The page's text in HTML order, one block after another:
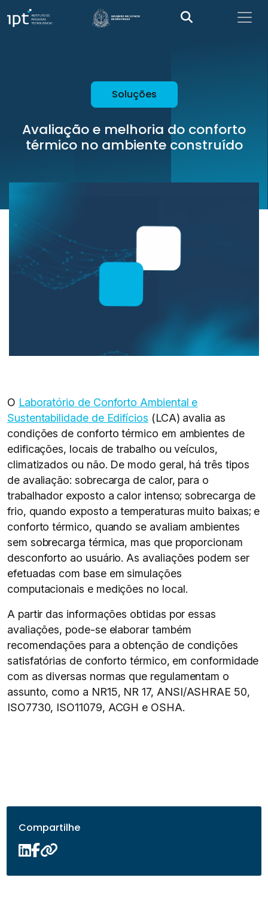
Soluções
Avaliação e melhoria do conforto
térmico no ambiente construído
O Laboratório de Conforto Ambiental e
Sustentabilidade de Edifícios (LCA) avalia as
condições de conforto térmico em ambientes de
edificações, locais de trabalho ou veículos,
climatizados ou não. De modo geral, há três tipos
de avaliação: sobrecarga de calor, para o
trabalhador exposto a calor intenso; sobrecarga de
frio, quando exposto a temperaturas muito baixas; e
conforto térmico, quando se avaliam ambientes
sem sobrecarga térmica, mas que proporcionam
desconforto ao usuário. As avaliações podem ser
efetuadas com base em simulações
computacionais e medições no local.
A partir das informações obtidas por essas
avaliações, pode-se elaborar também
recomendações para a obtenção de condições
satisfatórias de conforto térmico, em conformidade
com as diversas normas que regulamentam o
assunto, como a NR15, NR 17, ANSI/ASHRAE 50,
ISO7730, ISO11079, ACGH e OSHA.
Compartilhe